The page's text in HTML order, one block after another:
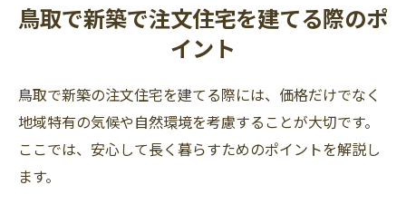
鳥取で新築で注文住宅を建てる際のポ
イント
鳥取で新築の注文住宅を建てる際には、価格だけでなく
地域特有の気候や自然環境を考慮することが大切です。
ここでは、安心して長く暮らすためのポイントを解説し
ます。